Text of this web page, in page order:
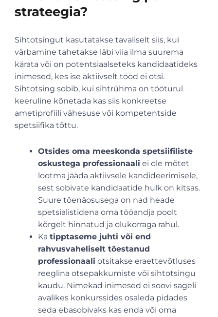
strateegia?
Sihtotsingut kasutatakse tavaliselt siis, kui
värbamine tahetakse läbi viia ilma suurema
kärata või on potentsiaalseteks kandidaatideks
inimesed, kes ise aktiivselt tööd ei otsi.
Sihtotsing sobib, kui sihtrühma on tööturul
keeruline kõnetada kas siis konkreetse
ametiprofiili vähesuse või kompetentside
spetsiifika tõttu.
Otsides oma meeskonda spetsiifiliste
oskustega professionaali ei ole mõtet
lootma jääda aktiivsele kandideerimisele,
sest sobivate kandidaatide hulk on kitsas.
Suure tõenäosusega on nad heade
spetsialistidena oma tööandja poolt
kõrgelt hinnatud ja olukorraga rahul.
Ka tipptaseme juhti või end
rahvusvaheliselt tõestanud
professionaali otsitakse eraettevõtluses
reeglina otsepakkumiste või sihtotsingu
kaudu. Nimekad inimesed ei soovi sageli
avalikes konkurssides osaleda pidades
seda ebasobivaks kas enda või oma